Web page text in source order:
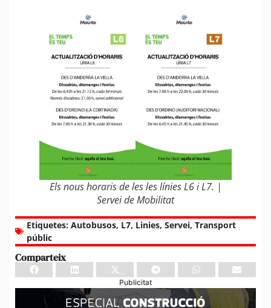
Els nous horaris de les les línies L6 i L7. |
Servei de Mobilitat
Etiquetes: Autobusos, L7, Linies, Servei, Transport
públic
Comparteix
Publicitat